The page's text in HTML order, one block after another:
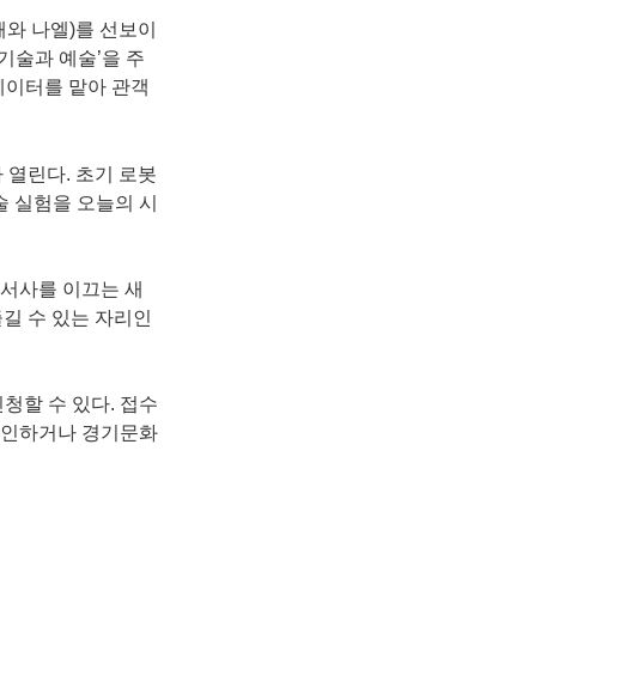
나엘)를 선보이
술과 예술’을 주
터를 맡아 관객
열린다. 초기 로봇
실험을 오늘의 시
사를 이끄는 새
수 있는 자리인
할 수 있다. 접수
하거나 경기문화